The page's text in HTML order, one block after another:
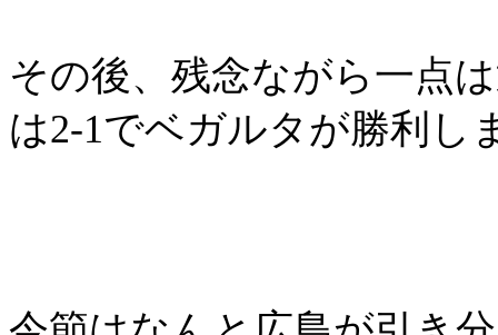
その後、残念ながら一点
は2-1でベガルタが勝利し